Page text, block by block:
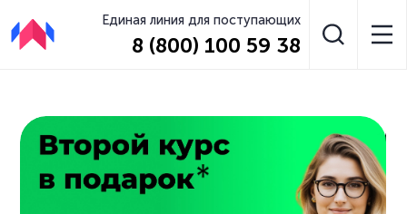
Единая линия для поступающих
8 (800) 100 59 38